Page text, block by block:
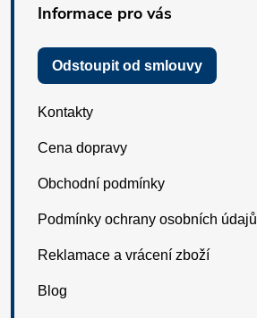
Informace pro vás
Odstoupit od smlouvy
Kontakty
Cena dopravy
Obchodní podmínky
Podmínky ochrany osobních údajů
Reklamace a vrácení zboží
Blog